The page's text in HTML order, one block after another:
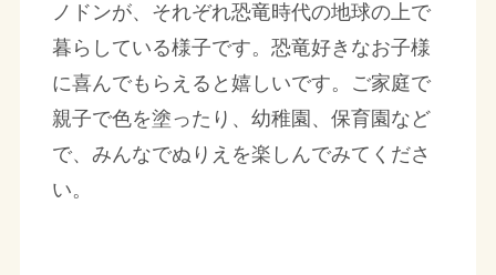
ノドンが、それぞれ恐竜時代の地球の上で
暮らしている様子です。恐竜好きなお子様
に喜んでもらえると嬉しいです。ご家庭で
親子で色を塗ったり、幼稚園、保育園など
で、みんなでぬりえを楽しんでみてくださ
い。